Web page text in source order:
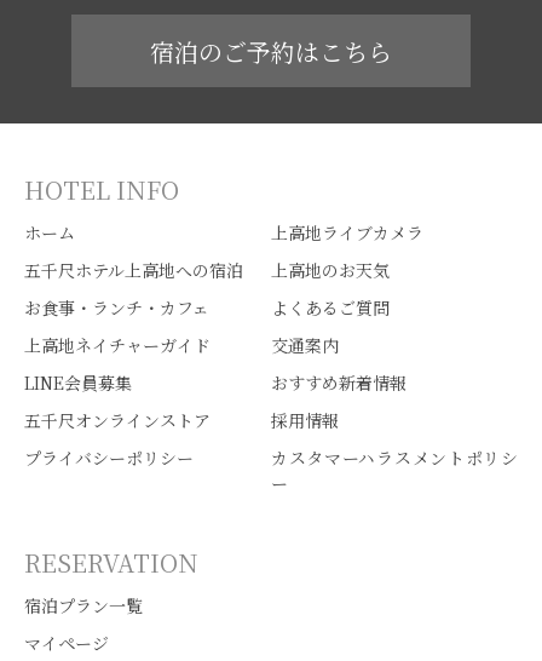
宿泊のご予約はこちら
HOTEL INFO
ホーム
上高地ライブカメラ
五千尺ホテル上高地への宿泊
上高地のお天気
お食事・ランチ・カフェ
よくあるご質問
上高地ネイチャーガイド
交通案内
LINE会員募集
おすすめ新着情報
五千尺オンラインストア
採用情報
プライバシーポリシー
カスタマーハラスメントポリシ
ー
RESERVATION
宿泊プラン一覧
マイページ